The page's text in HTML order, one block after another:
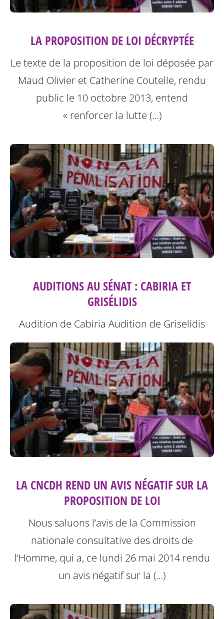
LA PROPOSITION DE LOI DÉCRYPTÉE
Le texte de la proposition de loi déposée par
Maud Olivier et Catherine Coutelle, rendu
public le 10 octobre 2013, entend
« renforcer la lutte (…)
AUDITIONS AU SÉNAT : CABIRIA ET
GRISÉLIDIS
Audition de Cabiria Audition de Griselidis
LA CNCDH REND UN AVIS NÉGATIF SUR LA
PROPOSITION DE LOI
Nous saluons l’avis de la Commission
nationale consultative des droits de
l’Homme, qui a, ce lundi 26 mai 2014 rendu
un avis négatif sur la (…)